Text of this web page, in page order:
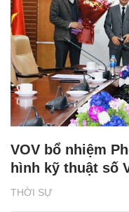
THỜI SỰ
VOV bổ nhiệm
hình kỹ thuật số